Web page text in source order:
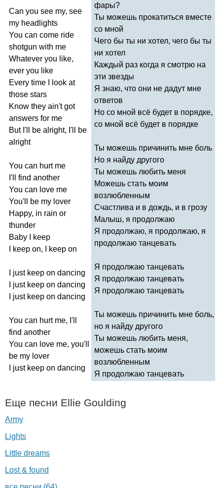
Can you see my, see
my headlights
You can come ride
shotgun with me
Whatever you like,
ever you like
Every time look at
those stars
Know they ain't got
answers for me
But I'll be alright, I'll
be
alright
You can hurt me
I'll
find another
You can love me
You'll
be my lover
Happy, in rain or
thunder
Baby
keep
keep on, keep on
just keep on dancing
just keep on dancing
just keep on dancing
You can hurt me, I'll
find another
You can love me, you'll
be my lover
just keep on dancing
фары?
Ты можешь прокатиться вместе
со мной
Чего бы ты ни хотел, чего бы ты
ни хотел
Каждый раз когда я смотрю на
эти звезды
Я знаю, что они не дадут мне
ответов
Но со мной всё будет в порядке,
со мной всё будет в порядке
Ты можешь причинить мне боль
Но я найду другого
Ты можешь любить меня
Можешь стать моим
возлюбленным
Счастлива и в дождь, и в грозу
Малыш, я продолжаю
Я продолжаю, я продолжаю, я
продолжаю танцевать
Я продолжаю танцевать
Я продолжаю танцевать
Я продолжаю танцевать
Ты можешь причинить мне боль,
но я найду другого
Ты можешь любить меня,
можешь стать моим
возлюбленным
Я продолжаю танцевать
Еще песни Ellie Goulding
Army
Lights
Little dreams
Lost & found